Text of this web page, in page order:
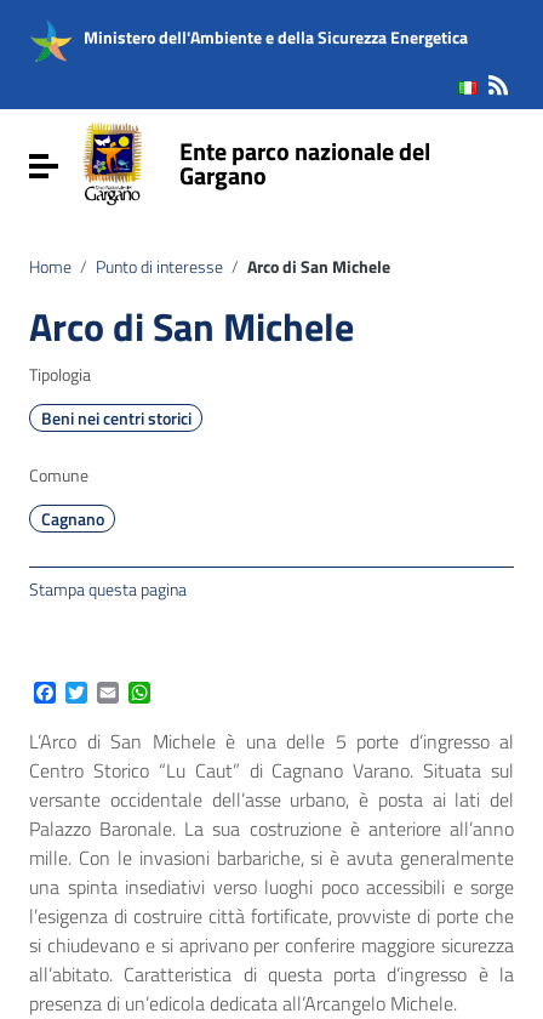
Vai al menu di navigazione
Vai al footer
Ministero dell'Ambiente e della Sicurezza Energetica
Attiva / disattiva la navigazioneEnte parco nazionale del
Gargano
Home / Punto di interesse / Arco di San Michele
Arco di San Michele
Tipologia
Beni nei centri storici
Comune
Cagnano
Stampa questa pagina
Facebook
Twitter
Email
L’Arco di San Michele è una delle 5 porte d’ingresso al
Centro Storico “Lu Caut” di Cagnano Varano. Situata sul
versante occidentale dell’asse urbano, è posta ai lati del
Palazzo Baronale. La sua costruzione è anteriore all’anno
mille. Con le invasioni barbariche, si è avuta generalmente
una spinta insediativi verso luoghi poco accessibili e sorge
l’esigenza di costruire città fortificate, provviste di porte che
si chiudevano e si aprivano per conferire maggiore sicurezza
all’abitato. Caratteristica di questa porta d’ingresso è la
presenza di un’edicola dedicata all’Arcangelo Michele.